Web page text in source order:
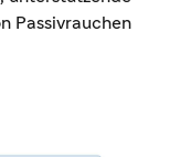
Passivrauchen